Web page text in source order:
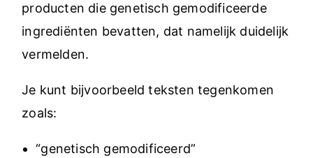
producten die genetisch gemodificeerde
ingrediënten bevatten, dat namelijk duidelijk
vermelden.
Je kunt bijvoorbeeld teksten tegenkomen
zoals:
“genetisch gemodificeerd”